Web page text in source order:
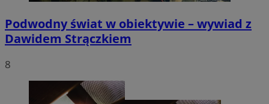
Podwodny świat w obiektywie – wywiad z
Dawidem Strączkiem
8